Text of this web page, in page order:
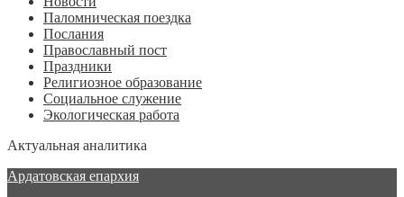
Паломническая поездка
Послания
Православный пост
Праздники
Религиозное образование
Социальное служение
Экологическая работа
Актуальная аналитика
Ардатовская епархия